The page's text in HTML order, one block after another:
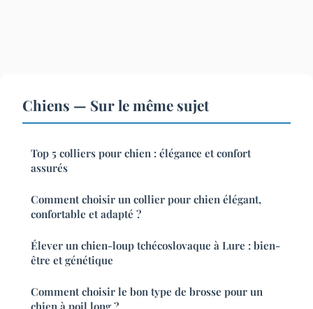
Chiens — Sur le même sujet
Top 5 colliers pour chien : élégance et confort
assurés
Comment choisir un collier pour chien élégant,
confortable et adapté ?
Élever un chien-loup tchécoslovaque à Lure : bien-
être et génétique
Comment choisir le bon type de brosse pour un
chien à poil long ?